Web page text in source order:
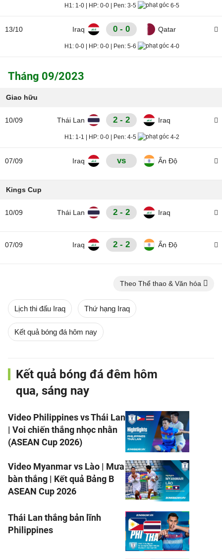
H1:1-0 HP:0-0 Pen:3-5 6-5
13/10 Iraq 0 - 0 Qatar
H1:0-0 HP:0-0 Pen:5-6 4-0
Tháng 09/2023
Giao hữu
10/09 Thái Lan 2 - 2 Iraq
H1:1-1 HP:0-0 Pen:4-5 4-2
07/09 Iraq vs Ấn Độ
Kings Cup
10/09 Thái Lan 2 - 2 Iraq
07/09 Iraq 2 - 2 Ấn Độ
Theo Thể thao & Văn hóa
Lịch thi đấu Iraq Thứ hạng Iraq
Kết quả bóng đá hôm nay
Kết quả bóng đá đêm hôm
qua, sáng nay
Video Philippines vs Thái Lan
| Voi chiến thắng nhọc nhằn
(ASEAN Cup 2026)
Video Myanmar vs Lào | Mưa
bàn thắng | Kết quả Bảng B
ASEAN Cup 2026
Thái Lan thắng bản lĩnh
Philippines